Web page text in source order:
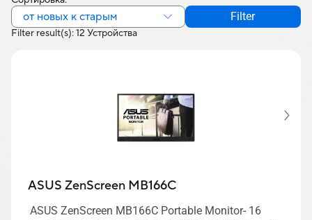
Filter result(s): 12 Устройства
от новых к старым Filter
ASUS ZenScreen MB166C
ASUS ZenScreen MB166C Portable Monitor- 16